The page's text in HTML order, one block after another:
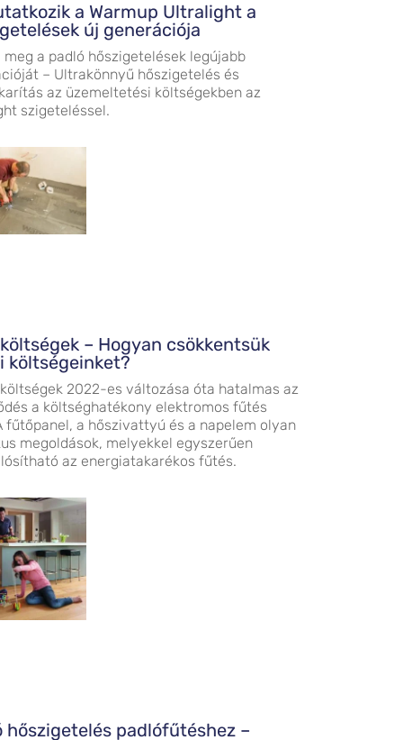
a Warmup Ultralight a
új generációja
meg a padló hőszigetelések legújabb
– Ultrakönnyű hőszigetelés és
az üzemeltetési költségekben az
szigeteléssel.
– Hogyan csökkentsük
költségeinket?
2022-es változása óta hatalmas az
a költséghatékony elektromos fűtés
fűtőpanel, a hőszivattyú és a napelem olyan
megoldások, melyekkel egyszerűen
az energiatakarékos fűtés.
hőszigetelés padlófűtéshez –